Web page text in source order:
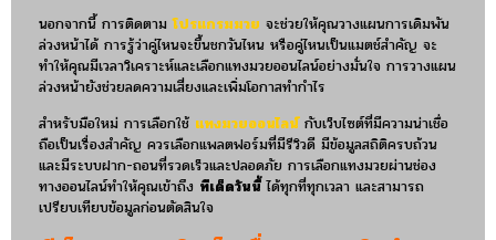
นอกจากนี้ การติดตามโปรแกรมมวย จะช่วยให้คุณวางแผนการเดิมพัน
ล่วงหน้าได้ การรู้ว่าคู่ไหนจะขึ้นชกวันไหน หรือคู่ไหนเป็นแมตช์สำคัญ จะ
ทำให้คุณมีเวลาวิเคราะห์และเลือกแทงมวยออนไลน์อย่างมั่นใจ การวางแผน
ล่วงหน้ายังช่วยลดความเสี่ยงและเพิ่มโอกาสทำกำไร
สำหรับมือใหม่ การเลือกใช้ แทงมวยออนไลน์กับเว็บไซต์ที่มีความน่าเชื่อ
ถือเป็นเรื่องสำคัญ ควรเลือกแพลตฟอร์มที่มีรีวิวดี มีข้อมูลสถิติครบถ้วน
และมีระบบฝาก-ถอนที่รวดเร็วและปลอดภัย การเลือกแทงมวยผ่านช่อง
ทางออนไลน์ทำให้คุณเข้าถึง ทีเด็ดวันนี้ ได้ทุกที่ทุกเวลา และสามารถ
เปรียบเทียบข้อมูลก่อนตัดสินใจ